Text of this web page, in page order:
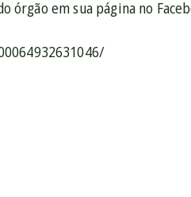
órgão em sua página no